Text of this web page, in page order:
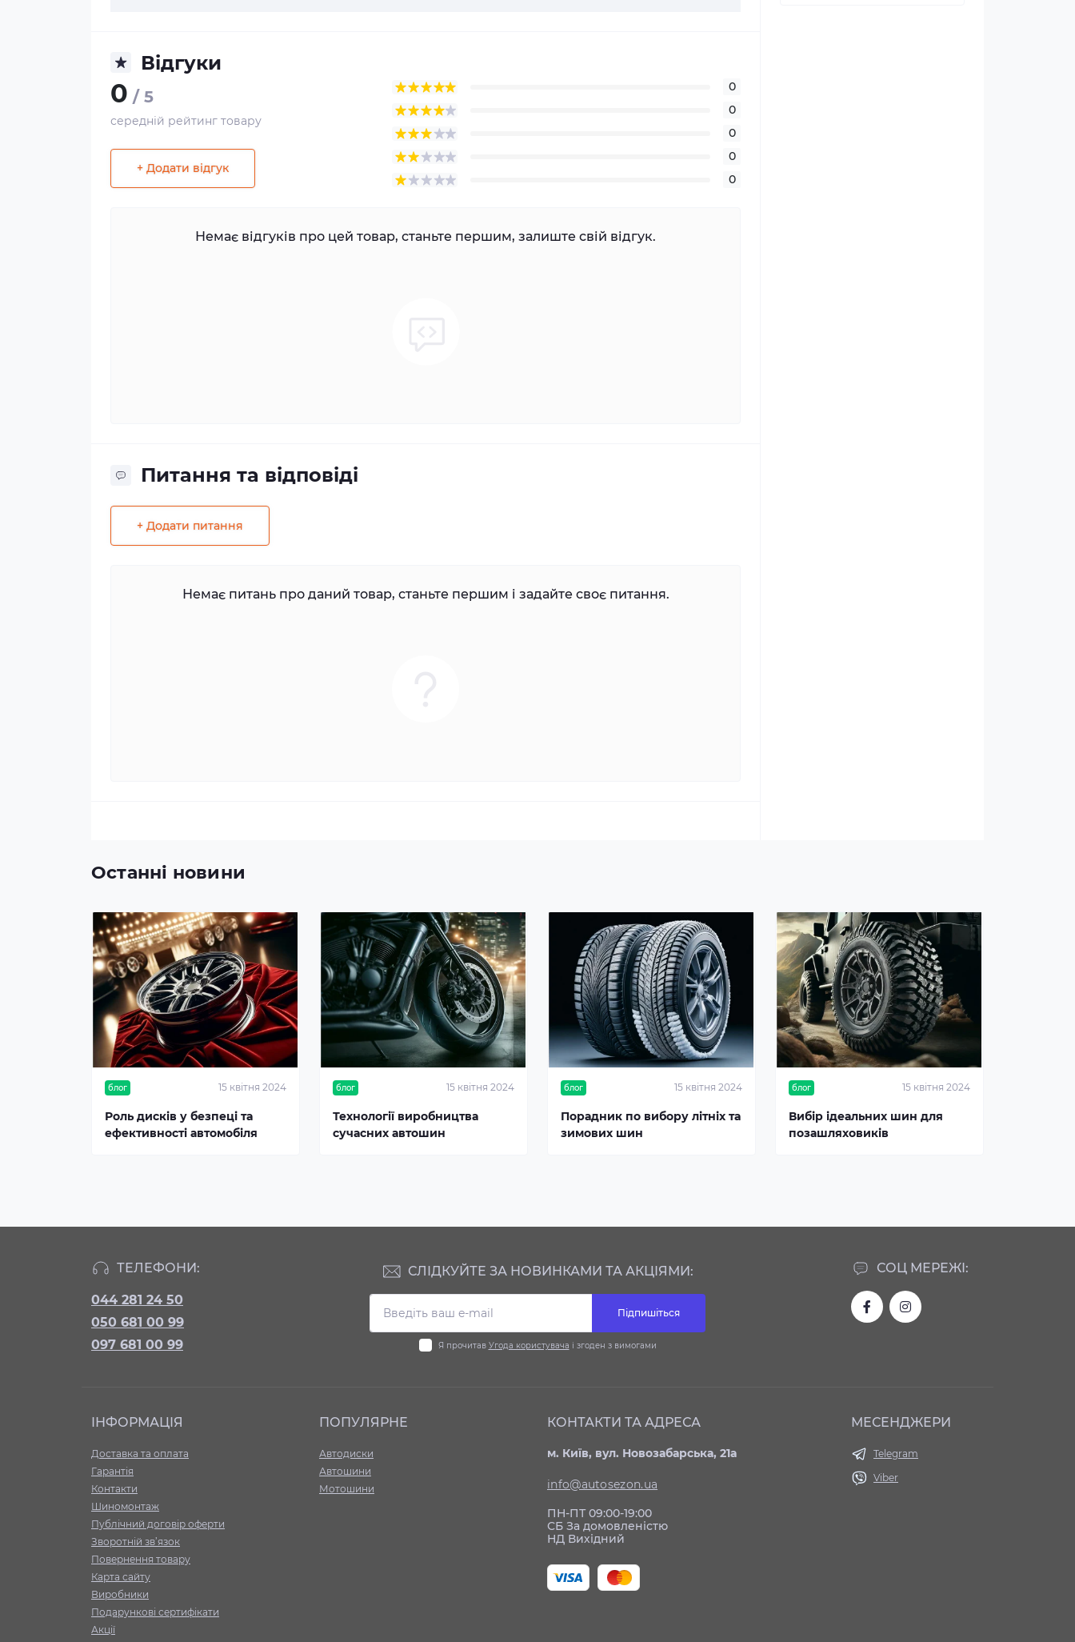
Відгуки
0 / 5
середній рейтинг товару
+ Додати відгук
0
0
0
0
0
Немає відгуків про цей товар, станьте першим, залиште свій відгук.
Питання та відповіді
+ Додати питання
Немає питань про даний товар, станьте першим і задайте своє питання.
Останні новини
блог 15 квітня 2024
Роль дисків у безпеці та
ефективності автомобіля
блог 15 квітня 2024
Технології виробництва
сучасних автошин
блог 15 квітня 2024
Порадник по вибору літніх та
зимових шин
блог 15 квітня 2024
Вибір ідеальних шин для
позашляховиків
ТЕЛЕФОНИ:
044 281 24 50
050 681 00 99
097 681 00 99
СОЦ МЕРЕЖІ:
СЛІДКУЙТЕ ЗА НОВИНКАМИ ТА АКЦІЯМИ:
Підпишіться
Я прочитав Угода користувача і згоден з вимогами
ІНФОРМАЦІЯ
Доставка та оплата
Гарантія
Контакти
Шиномонтаж
Публічний договір оферти
Зворотній зв’язок
Повернення товару
Карта сайту
Виробники
Подарункові сертифікати
Акції
ПОПУЛЯРНЕ
Автодиски
Автошини
Мотошини
КОНТАКТИ ТА АДРЕСА
м. Київ, вул. Новозабарська, 21а
info@autosezon.ua
ПН-ПТ 09:00-19:00
СБ За домовленістю
НД Вихідний
МЕСЕНДЖЕРИ
Telegram
Viber